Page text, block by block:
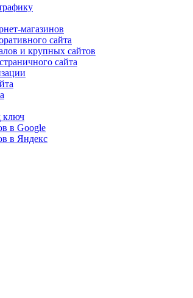
магазинов
сайта
и крупных сайтов
сайта
ключ
в Google
в Яндекс